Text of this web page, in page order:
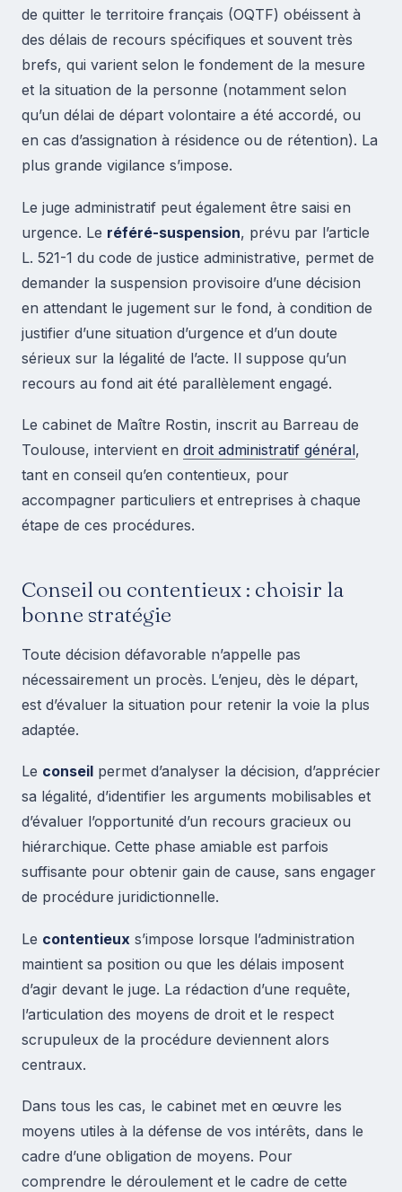
de quitter le territoire français (OQTF) obéissent à
des délais de recours spécifiques et souvent très
brefs, qui varient selon le fondement de la mesure
et la situation de la personne (notamment selon
qu’un délai de départ volontaire a été accordé, ou
en cas d’assignation à résidence ou de rétention). La
plus grande vigilance s’impose.
Le juge administratif peut également être saisi en
urgence. Le référé-suspension, prévu par l’article
L. 521-1 du code de justice administrative, permet de
demander la suspension provisoire d’une décision
en attendant le jugement sur le fond, à condition de
justifier d’une situation d’urgence et d’un doute
sérieux sur la légalité de l’acte. Il suppose qu’un
recours au fond ait été parallèlement engagé.
Le cabinet de Maître Rostin, inscrit au Barreau de
Toulouse, intervient en droit administratif général,
tant en conseil qu’en contentieux, pour
accompagner particuliers et entreprises à chaque
étape de ces procédures.
Conseil ou contentieux : choisir la
bonne stratégie
Toute décision défavorable n’appelle pas
nécessairement un procès. L’enjeu, dès le départ,
est d’évaluer la situation pour retenir la voie la plus
adaptée.
Le conseil permet d’analyser la décision, d’apprécier
sa légalité, d’identifier les arguments mobilisables et
d’évaluer l’opportunité d’un recours gracieux ou
hiérarchique. Cette phase amiable est parfois
suffisante pour obtenir gain de cause, sans engager
de procédure juridictionnelle.
Le contentieux s’impose lorsque l’administration
maintient sa position ou que les délais imposent
d’agir devant le juge. La rédaction d’une requête,
l’articulation des moyens de droit et le respect
scrupuleux de la procédure deviennent alors
centraux.
Dans tous les cas, le cabinet met en œuvre les
moyens utiles à la défense de vos intérêts, dans le
cadre d’une obligation de moyens. Pour
comprendre le déroulement et le cadre de cette